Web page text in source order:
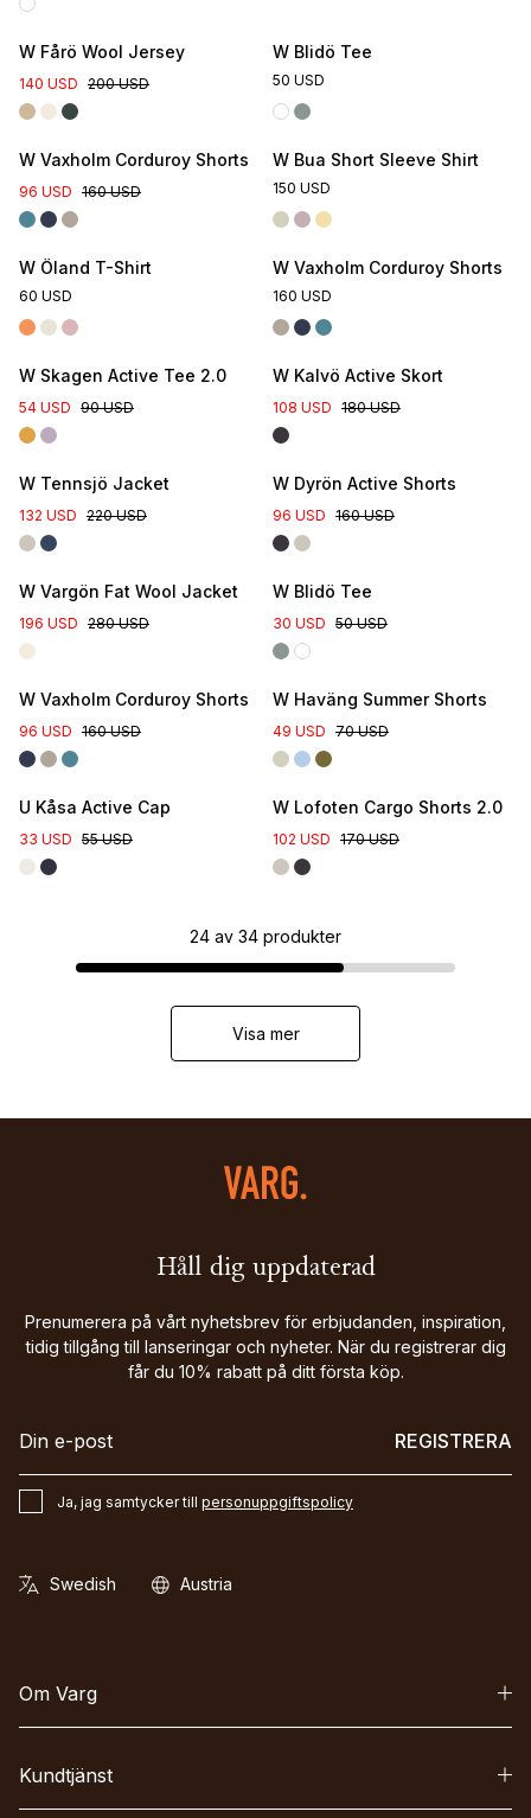
W Fårö Wool Jersey
140 USD 200 USD
W Blidö Tee
50 USD
W Vaxholm Corduroy Shorts
96 USD 160 USD
W Bua Short Sleeve Shirt
150 USD
W Öland T-Shirt
60 USD
W Vaxholm Corduroy Shorts
160 USD
W Skagen Active Tee 2.0
54 USD 90 USD
W Kalvö Active Skort
108 USD 180 USD
Nyhet
W Tennsjö Jacket
132 USD 220 USD
W Dyrön Active Shorts
96 USD 160 USD
W Vargön Fat Wool Jacket
196 USD 280 USD
Online Exclusive
W Blidö Tee
30 USD 50 USD
W Vaxholm Corduroy Shorts
96 USD 160 USD
Online Exclusive
W Haväng Summer Shorts
49 USD 70 USD
U Kåsa Active Cap
33 USD 55 USD
W Lofoten Cargo Shorts 2.0
102 USD 170 USD
24 av 34 produkter
Visa mer
Håll dig uppdaterad
Prenumerera på vårt nyhetsbrev för erbjudanden, inspiration,
tidig tillgång till lanseringar och nyheter. När du registrerar dig
får du 10% rabatt på ditt första köp.
REGISTRERA
Ja, jag samtycker till personuppgiftspolicy
Om Varg
Kundtjänst